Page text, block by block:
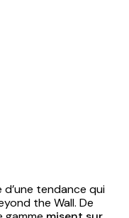
d’une tendance qui
the Wall. De